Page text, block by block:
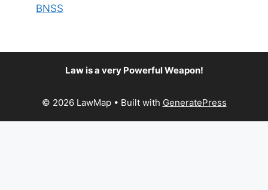
BNSS
Law is a very Powerful Weapon!
© 2026 LawMap• Built with GeneratePress